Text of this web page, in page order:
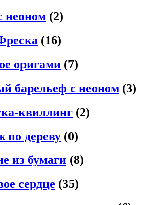
неоном (2)
(16)
оригами (7)
барельеф с неоном (3)
квиллинг (2)
по дереву (0)
из бумаги (8)
сердце (35)